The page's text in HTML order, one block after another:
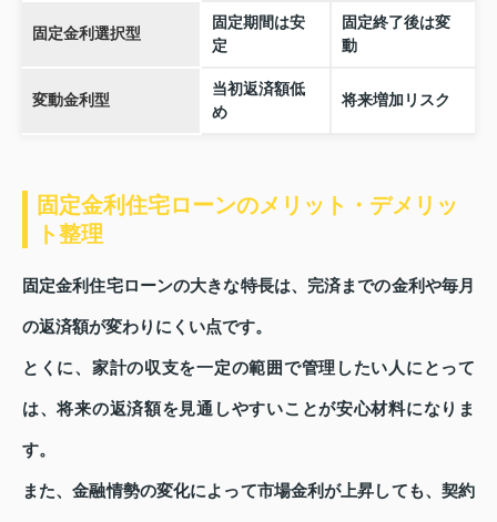
固定金利選択型
固定期間は安
定
固定終了後は変
動
変動金利型
当初返済額低
め
将来増加リスク
固定金利住宅ローンのメリット・デメリッ
ト整理
固定金利住宅ローンの大きな特長は、完済までの金利や毎月
の返済額が変わりにくい点です。
とくに、家計の収支を一定の範囲で管理したい人にとって
は、将来の返済額を見通しやすいことが安心材料になりま
す。
また、金融情勢の変化によって市場金利が上昇しても、契約